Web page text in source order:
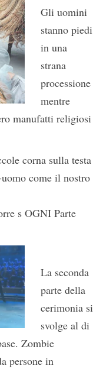
Gli uomini
stanno piedi
in una
strana
processione
mentre
manufatti religiosi
corna sulla testa
come il nostro
s OGNI Parte
La seconda
parte della
cerimonia si
svolge al di
Zombie
persone in